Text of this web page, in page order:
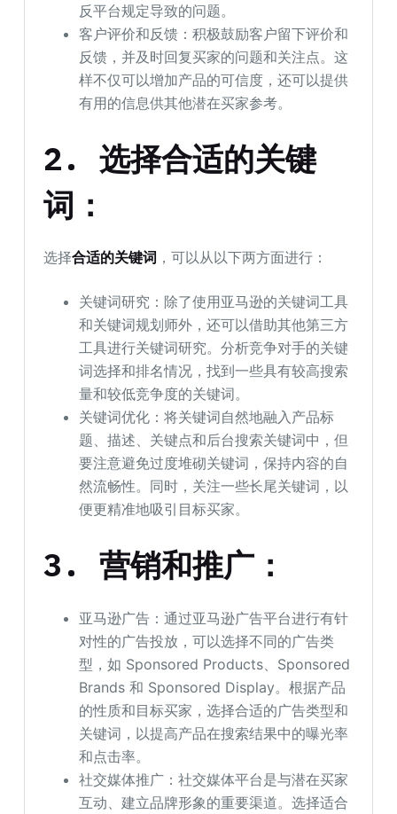
反平台规定导致的问题。
客户评价和反馈：积极鼓励客户留下评价和
反馈，并及时回复买家的问题和关注点。这
样不仅可以增加产品的可信度，还可以提供
有用的信息供其他潜在买家参考。
2.选择合适的关键
词：
选择合适的关键词 ，可以从以下两方面进行：
关键词研究：除了使用亚马逊的关键词工具
和关键词规划师外，还可以借助其他第三方
工具进行关键词研究。分析竞争对手的关键
词选择和排名情况，找到一些具有较高搜索
量和较低竞争度的关键词。
关键词优化：将关键词自然地融入产品标
题、描述、关键点和后台搜索关键词中，但
要注意避免过度堆砌关键词，保持内容的自
然流畅性。同时，关注一些长尾关键词，以
便更精准地吸引目标买家。
3.营销和推广：
亚马逊广告：通过亚马逊广告平台进行有针
对性的广告投放，可以选择不同的广告类
型，如 Sponsored Products、Sponsored
Brands 和 Sponsored Display。根据产品
的性质和目标买家，选择合适的广告类型和
关键词，以提高产品在搜索结果中的曝光率
和点击率。
社交媒体推广：社交媒体平台是与潜在买家
互动、建立品牌形象的重要渠道。选择适合